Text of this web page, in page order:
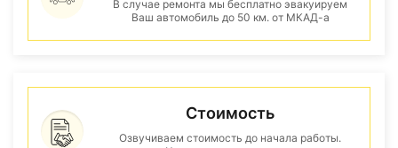
В случае ремонта мы бесплатно эвакуируем
Ваш автомобиль до 50 км. от МКАД-а
Стоимость
Озвучиваем стоимость до начала работы.